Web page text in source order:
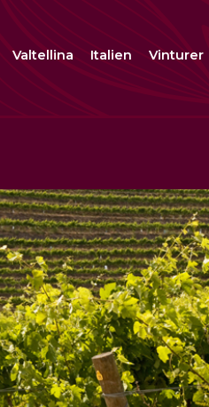
Valtellina Italien Vinturer